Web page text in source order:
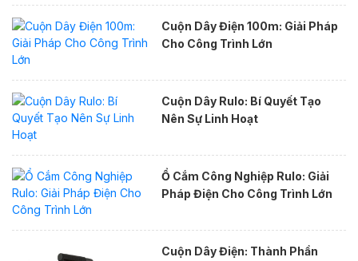
Cuộn Dây Điện 100m: Giải Pháp
Cho Công Trình Lớn
Cuộn Dây Rulo: Bí Quyết Tạo
Nên Sự Linh Hoạt
Ổ Cắm Công Nghiệp Rulo: Giải
Pháp Điện Cho Công Trình Lớn
Cuộn Dây Điện: Thành Phần